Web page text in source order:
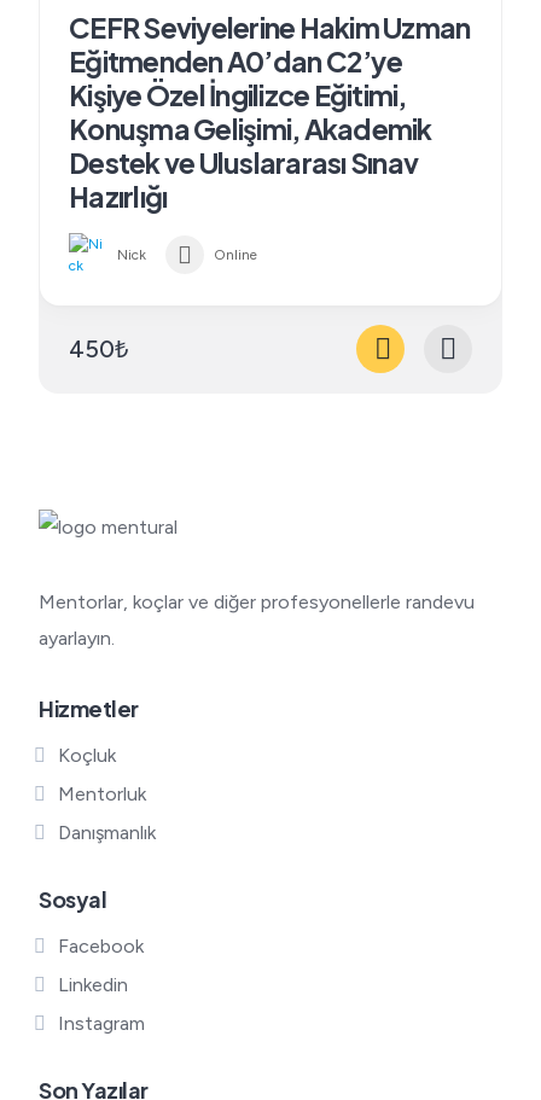
CEFR Seviyelerine Hakim Uzman
Eğitmenden A0’dan C2’ye
Kişiye Özel İngilizce Eğitimi,
Konuşma Gelişimi, Akademik
Destek ve Uluslararası Sınav
Hazırlığı
Nick Online
450₺
Mentorlar, koçlar ve diğer profesyonellerle randevu
ayarlayın.
Hizmetler
Koçluk
Mentorluk
Danışmanlık
Sosyal
Facebook
Linkedin
Instagram
Son Yazılar